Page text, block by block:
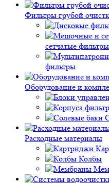
Фильтры грубой
сетчатые фильтры
фильтры
Оборудование и
Расходные материалы
Колбы